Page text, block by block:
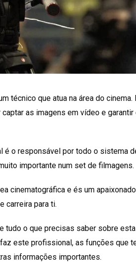
técnico que atua na área do cinema.
as imagens em vídeo e garantir
é o responsável por todo o sistema
importante num set de filmagens.
cinematográfica e és um
carreira para ti.
tudo o que precisas saber sobre
este profissional, as funções que
informações importantes.